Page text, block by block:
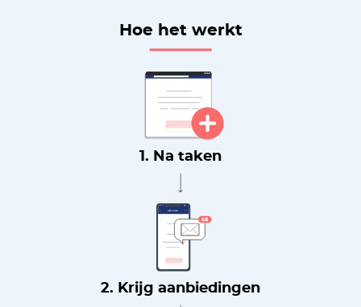
Hoe het werkt
1. Na taken
2. Krijg aanbiedingen